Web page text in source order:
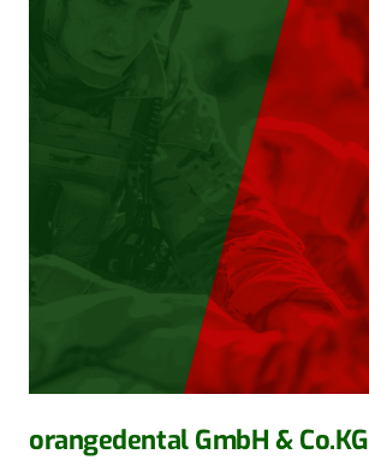
orangedental GmbH & Co.KG